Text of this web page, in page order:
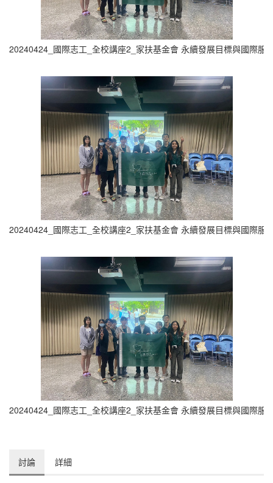
20240424_國際志工_全校講座2_家扶基金會 永續發展目標與國際服
20240424_國際志工_全校講座2_家扶基金會 永續發展目標與國際服
20240424_國際志工_全校講座2_家扶基金會 永續發展目標與國際服
討論 詳細